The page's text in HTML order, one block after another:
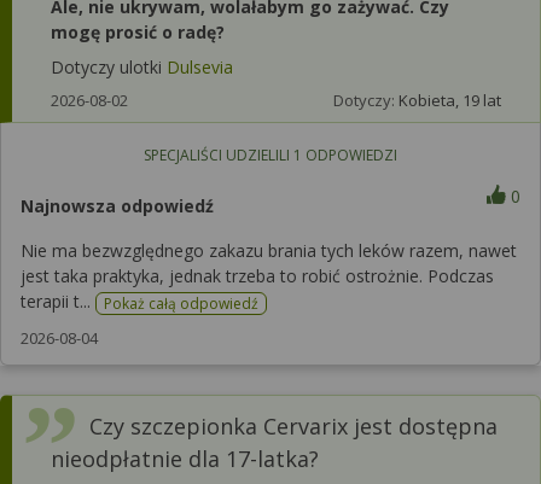
Ale, nie ukrywam, wolałabym go zażywać. Czy
mogę prosić o radę?
Dotyczy ulotki Dulsevia
2026-08-02 Dotyczy: Kobieta, 19 lat
SPECJALIŚCI UDZIELILI 1 ODPOWIEDZI
Najnowsza odpowiedź 0
Nie ma bezwzględnego zakazu brania tych leków razem, nawet
jest taka praktyka, jednak trzeba to robić ostrożnie. Podczas
terapii t...
Pokaż całą odpowiedź
2026-08-04
Czy szczepionka Cervarix jest dostępna
nieodpłatnie dla 17-latka?